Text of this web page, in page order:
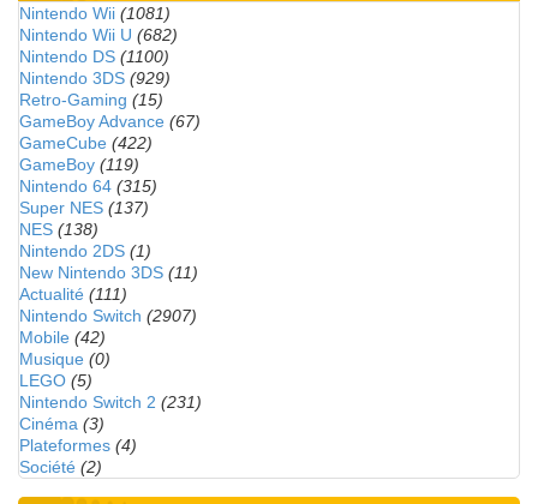
Nintendo Wii (1081)
Nintendo Wii U (682)
Nintendo DS (1100)
Nintendo 3DS (929)
Retro-Gaming (15)
GameBoy Advance (67)
GameCube (422)
GameBoy (119)
Nintendo 64 (315)
Super NES (137)
NES (138)
Nintendo 2DS (1)
New Nintendo 3DS (11)
Actualité (111)
Nintendo Switch (2907)
Mobile (42)
Musique (0)
LEGO (5)
Nintendo Switch 2 (231)
Cinéma (3)
Plateformes (4)
Société (2)